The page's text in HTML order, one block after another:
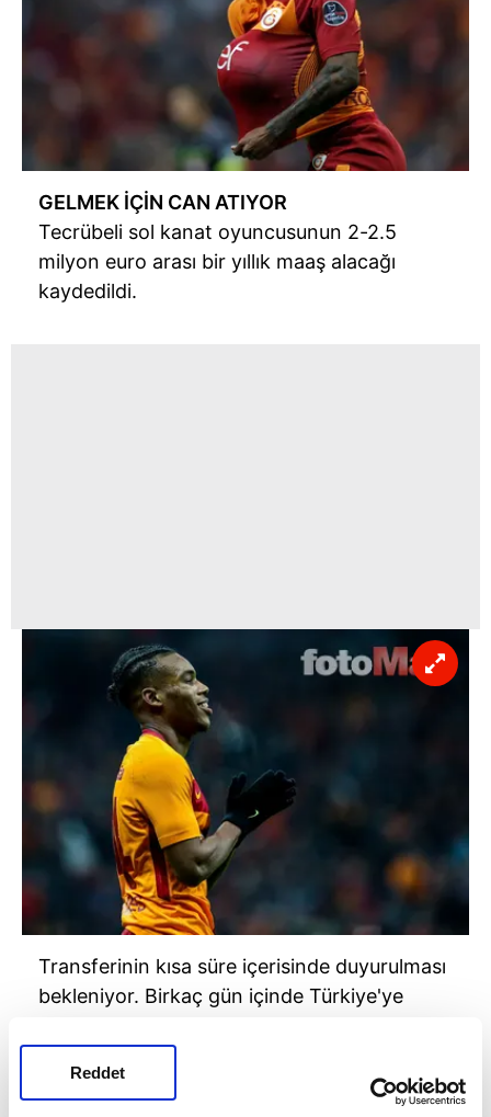
Reddet
GELMEK İÇİN CAN ATIYOR
Tecrübeli sol kanat oyuncusunun 2-2.5
milyon euro arası bir yıllık maaş alacağı
kaydedildi.
Transferinin kısa süre içerisinde duyurulması
bekleniyor. Birkaç gün içinde Türkiye'ye
kontrolünden geçecek ardından resmi
imzayı atıp takımın Topuk Yaylası'ndaki